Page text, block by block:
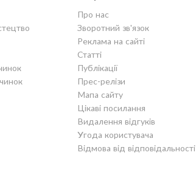
Про нас
Зворотний зв'язок
Реклама на сайті
Статті
Публікації
Прес-релізи
Мапа сайту
Цікаві посилання
Видалення відгуків
Угода користувача
Відмова від відповідальності